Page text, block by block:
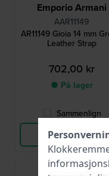
Emporio Armani
AAR11149
AR11149 Gioia 14 mm
Leather Strap
702,00 kr
● På lager
Sammenlign
Vis produkt